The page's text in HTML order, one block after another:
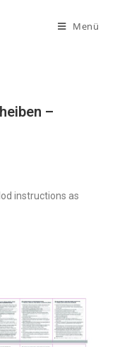
Menü
–
instructions as